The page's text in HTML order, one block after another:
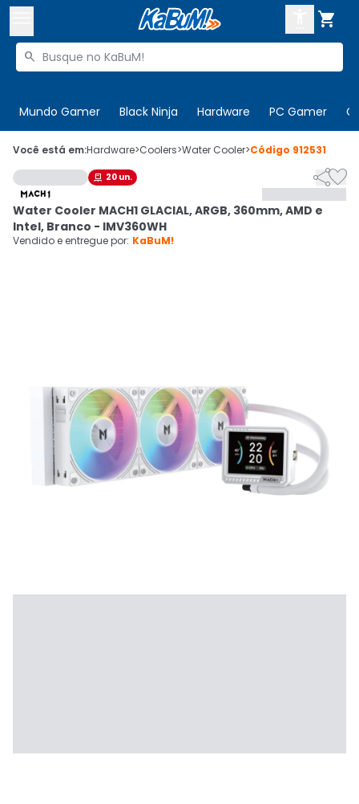

Buscar produtos

Mundo Gamer Black Ninja Hardware PC Gamer
 Olá. Acesse sua conta
 Departamentos
Cupons
CADASTRE-SE
Você está em:Hardware>Coolers>Water Cooler>Código 912531
 20 un. 
Water Cooler MACH1 GLACIAL, ARGB, 360mm, AMD e
Intel, Branco - IMV360WH
Vendido e entregue por: KaBuM!